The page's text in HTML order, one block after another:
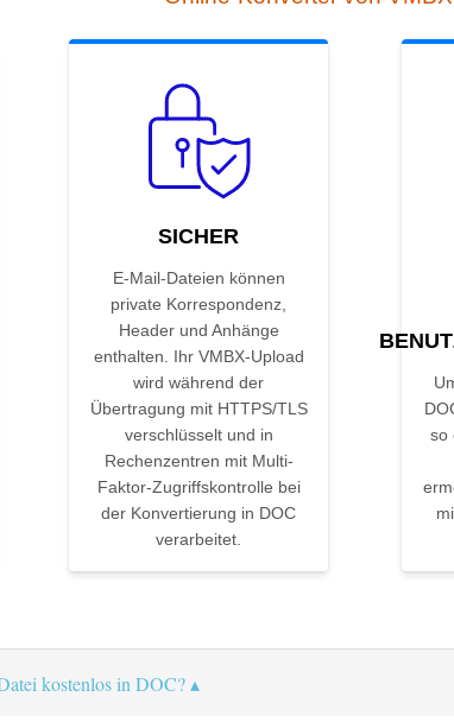
SICHER
E-Mail-Dateien können
private Korrespondenz,
Header und Anhänge
enthalten. Ihr VMBX-Upload
wird während der
Übertragung mit HTTPS/TLS
verschlüsselt und in
Rechenzentren mit Multi-
Faktor-Zugriffskontrolle bei
der Konvertierung in DOC
verarbeitet.
so
kostenlos in DOC?